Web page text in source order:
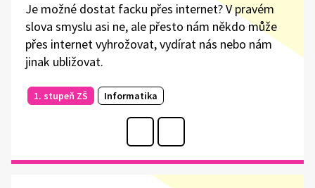
Je možné dostat facku přes internet? V pravém
slova smyslu asi ne, ale přesto nám někdo může
přes internet vyhrožovat, vydírat nás nebo nám
jinak ubližovat.
1. stupeň ZŠ Informatika